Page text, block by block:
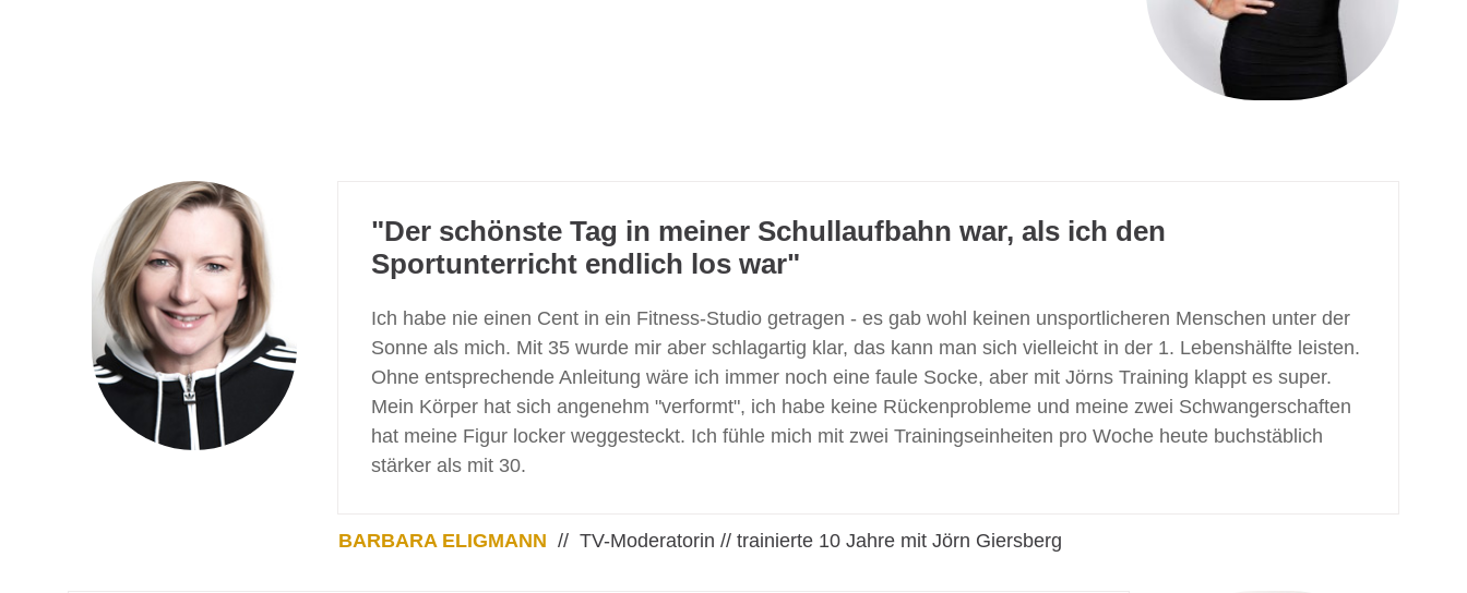
"Der schönste Tag in meiner Schullaufbahn war, als ich den
Sportunterricht endlich los war"
Ich habe nie einen Cent in ein Fitness-Studio getragen - es gab wohl keinen unsportlicheren Menschen unter der
Sonne als mich. Mit 35 wurde mir aber schlagartig klar, das kann man sich vielleicht in der 1. Lebenshälfte leisten.
Ohne entsprechende Anleitung wäre ich immer noch eine faule Socke, aber mit Jörns Training klappt es super.
Mein Körper hat sich angenehm "verformt", ich habe keine Rückenprobleme und meine zwei Schwangerschaften
hat meine Figur locker weggesteckt. Ich fühle mich mit zwei Trainingseinheiten pro Woche heute buchstäblich
stärker als mit 30.
BARBARA ELIGMANN // TV-Moderatorin // trainierte 10 Jahre mit Jörn Giersberg